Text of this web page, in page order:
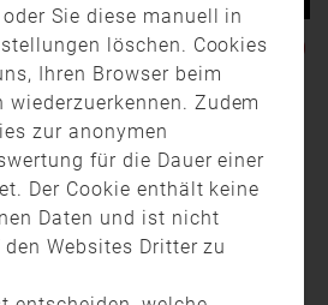
UND
– DIE
BEI DER
passiert ist oder einem in
das Wasser buchstäblich bis
Sie diese manuell in
löschen. Cookies
Ihren Browser beim
wiederzuerkennen. Zudem
zur anonymen
für die Dauer einer
Der Cookie enthält keine
Daten und ist nicht
Websites Dritter zu